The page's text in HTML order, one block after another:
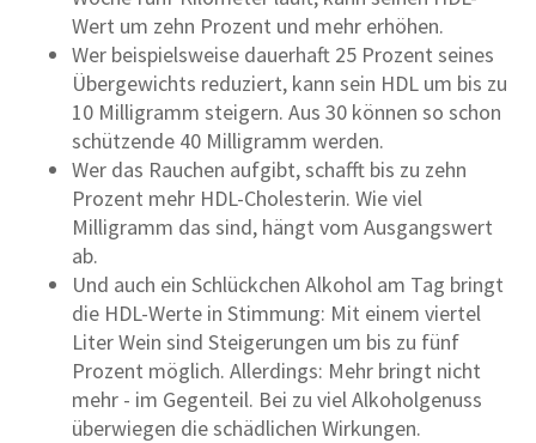
Wert um zehn Prozent und mehr erhöhen.
Wer beispielsweise dauerhaft 25 Prozent seines
Übergewichts reduziert, kann sein HDL um bis zu
10 Milligramm steigern. Aus 30 können so schon
schützende 40 Milligramm werden.
Wer das Rauchen aufgibt, schafft bis zu zehn
Prozent mehr HDL-Cholesterin. Wie viel
Milligramm das sind, hängt vom Ausgangswert
ab.
Und auch ein Schlückchen Alkohol am Tag bringt
die HDL-Werte in Stimmung: Mit einem viertel
Liter Wein sind Steigerungen um bis zu fünf
Prozent möglich. Allerdings: Mehr bringt nicht
mehr - im Gegenteil. Bei zu viel Alkoholgenuss
überwiegen die schädlichen Wirkungen.